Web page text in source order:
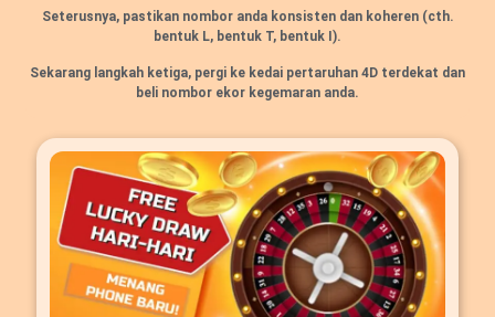
Seterusnya, pastikan nombor anda konsisten dan koheren (cth.
bentuk L, bentuk T, bentuk I).
Sekarang langkah ketiga, pergi ke kedai pertaruhan 4D terdekat dan
beli nombor ekor kegemaran anda.